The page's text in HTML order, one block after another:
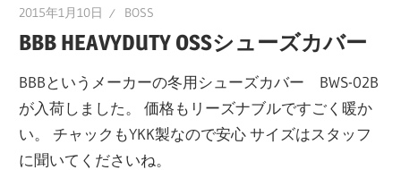
2015年1月10日 BOSS
BBB HEAVYDUTY OSSシューズカバー
BBBというメーカーの冬用シューズカバー BWS-02B
が入荷しました。 価格もリーズナブルですごく暖か
い。 チャックもYKK製なので安心 サイズはスタッフ
に聞いてくださいね。